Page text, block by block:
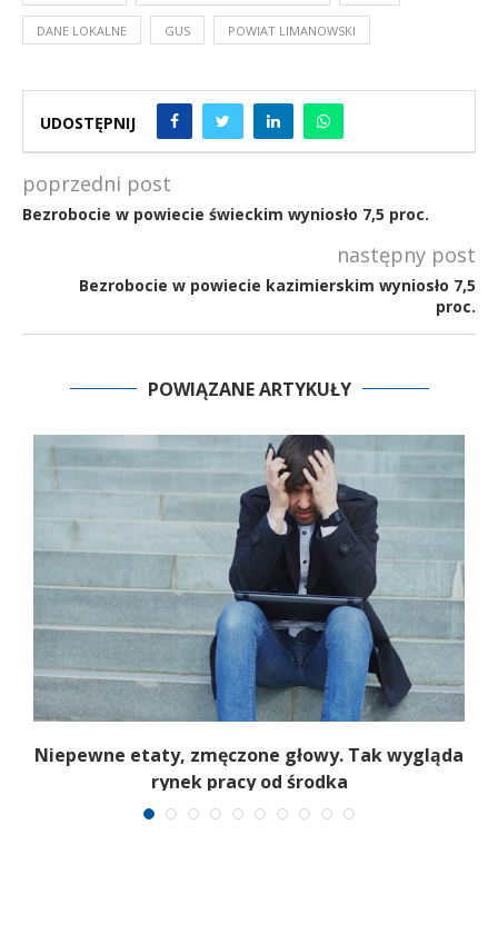
DANE LOKALNE GUS POWIAT LIMANOWSKI
UDOSTĘPNIJ
poprzedni post
Bezrobocie w powiecie świeckim wyniosło 7,5 proc.
następny post
Bezrobocie w powiecie kazimierskim wyniosło 7,5
proc.
POWIĄZANE ARTYKUŁY
Niepewne etaty, zmęczone głowy. Tak wygląda
rynek pracy od środka